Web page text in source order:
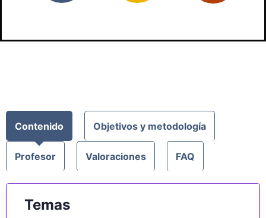
Contenido Objetivos y metodología
Profesor Valoraciones FAQ
Temas